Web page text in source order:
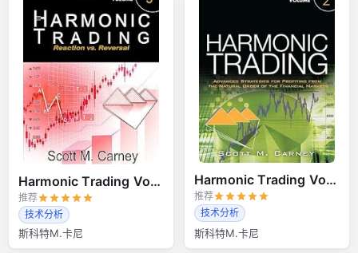
Harmonic Trading Volume 3
推荐
技术分析
斯科特M.卡尼
Harmonic Trading Volume 2
推荐
技术分析
斯科特M.卡尼